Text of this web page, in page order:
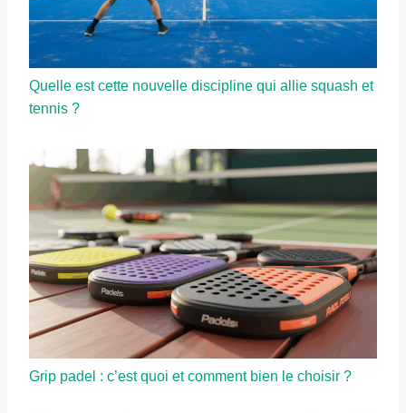
Quelle est cette nouvelle discipline qui allie squash et
tennis ?
Grip padel : c’est quoi et comment bien le choisir ?